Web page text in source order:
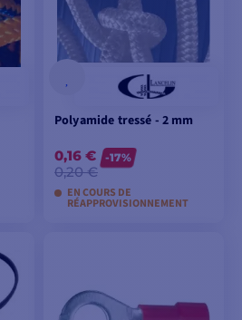
Polyamide tressé - 2 mm
0,16 €
0,20 €
-17%
EN COURS DE
RÉAPPROVISIONNEMENT